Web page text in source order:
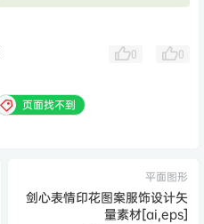
0 0
页面找不到
平面图形
剑心表情印花图案服饰设计矢
量素材[ai,eps]